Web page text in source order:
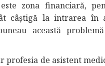
zona financiară,
câştigă la intrarea în
această
de asistent